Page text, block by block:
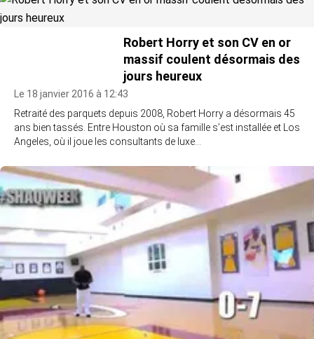
Robert Horry et son CV en or
massif coulent désormais des
jours heureux
Le 18 janvier 2016 à 12:43
Retraité des parquets depuis 2008, Robert Horry a désormais 45
ans bien tassés. Entre Houston où sa famille s’est installée et Los
Angeles, où il joue les consultants de luxe…